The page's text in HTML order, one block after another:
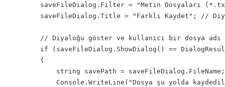
saveFileDialog.Filter = "Metin Dosyaları
saveFileDialog.Title = "Farklı Kaydet"; //
// Diyaloğu göster ve kullanıcı bir dosya adı
if (saveFileDialog.ShowDialog() ==
        {
string savePath =
Console.WriteLine("Dosya şu yolda